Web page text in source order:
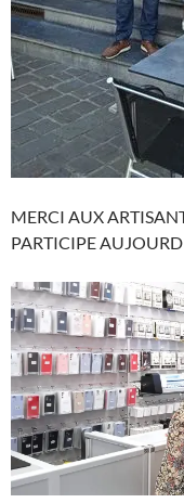
MERCI AUX
PARTICIPE